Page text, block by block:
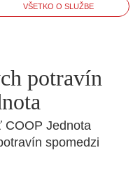
VŠETKO O SLUŽBE
potravín
COOP Jednota
spomedzi